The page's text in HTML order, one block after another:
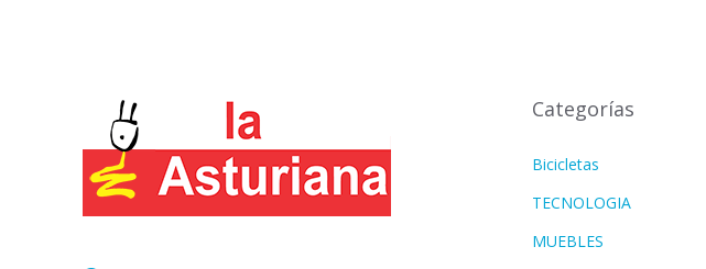
Categorías
Bicicletas
TECNOLOGIA
MUEBLES